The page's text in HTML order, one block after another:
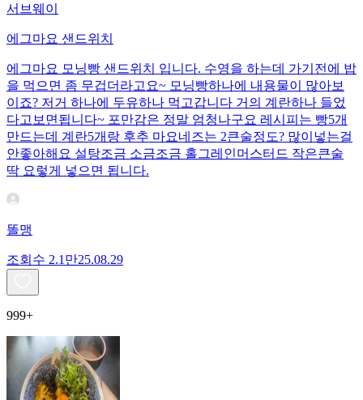
서브웨이
에그마요 샌드위치
에그마요 모닝빵 샌드위치 입니다. 수영을 하는데 가기전에 밥
을 먹으면 좀 무겁더라고요~ 모닝빵하나에 내용물이 많아보
이죠? 저거 하나에 두유하나 먹고갑니다 거의 계란하나 들었
다고보면됩니다~ 포만감은 정말 엄청나구요 레시피는 빵5개
만드는데 계란5개랑 후추 마요네즈는 2큰술정도? 많이넣는걸
안좋아해요 설탕조금 소금조금 홀그레인머스터드 작은큰술
딱 요렇게 넣으면 됩니다.
똘맹
조회수 2.1만25.08.29
999+